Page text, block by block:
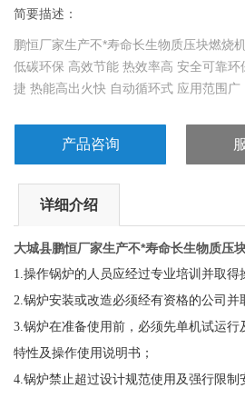
简要描述：
鹏恒厂家生产不*寿命长生物质压块燃烧
低碳环保 高效节能 热效率高 安全可靠
捷 热能高出火快 自动循环式 应用范围
产品咨询
详细介绍
大城县鹏恒厂家生产不*寿命长生物质压
1.操作锅炉的人员应经过专业培训并取得
2.锅炉安装或改造必须经有资格的公司并
3.锅炉在准备使用前，必须先单机试运行
特性及操作使用说明书；
4.锅炉禁止超过设计规范使用及强行限制